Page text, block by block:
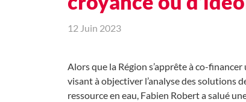
12 Juin 2023
Alors que la Région s’apprête à co-
visant à objectiver l’analyse des solutions
ressource en eau, Fabien Robert a salué